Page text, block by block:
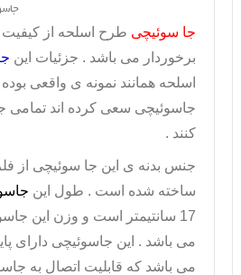
جا سوئیچی طرح اسلحه از کیفیت
برخوردار می باشد . جزئیات این
اسلحه همانند نمونه ی واقعی
جاسوئیچی سعی کرده اند تمامی
کنند .
جنس بدنه ی این جا سوئیچی از فلز
ساخته شده است . طول این
می باشد . این جاسوئیچی دارای
می باشد که قابلیت اتصال به